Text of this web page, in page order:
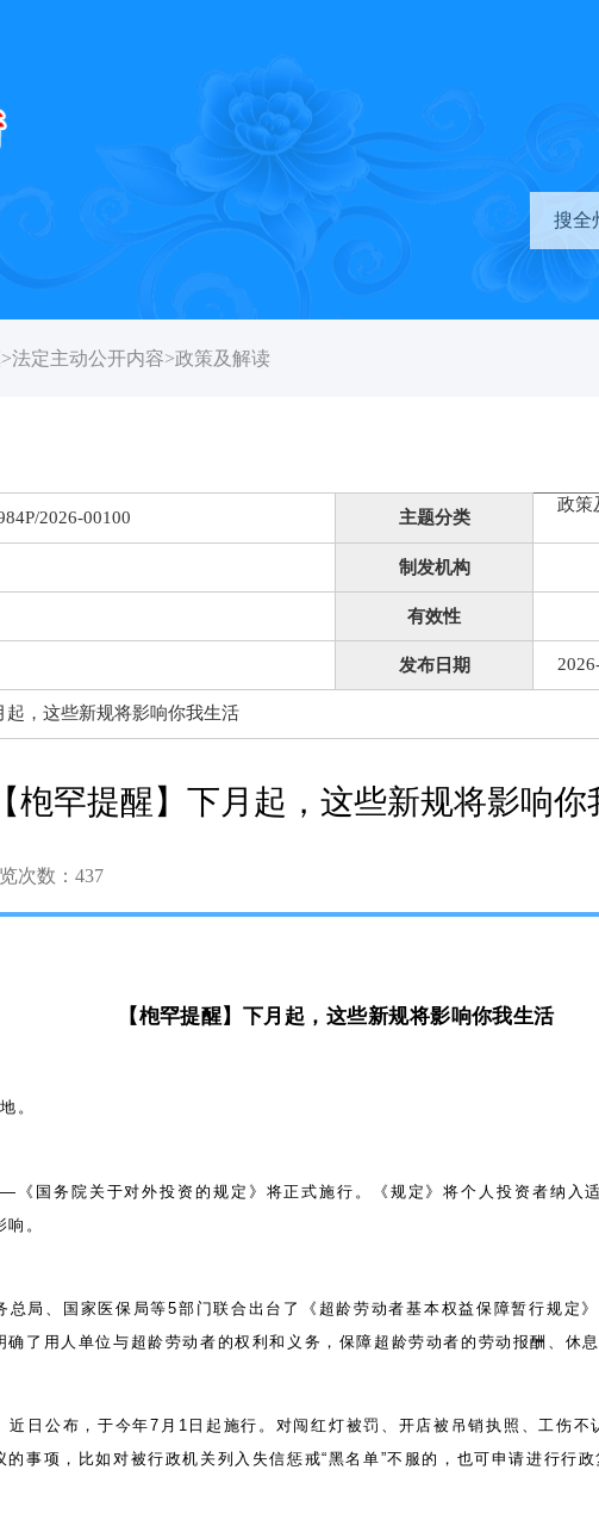
搜全
>法定主动公开内容>政策及解读
2026-00100 主题分类
政策
制发机构
有效性
发布日期
起，这些新规将影响你我生活
【枹罕提醒】下月起，这些新规将影响你
次数： 437
【枹罕提醒】下月起，这些新规将影响你我生活
。
《国务院关于对外投资的规定》将正式施行。《规定》将个人投资者纳入
。
总局、国家医保局等5部门联合出台了《超龄劳动者基本权益保障暂行规定
了用人单位与超龄劳动者的权利和义务，保障超龄劳动者的劳动报酬、休
近日公布，于今年7月1日起施行。对闯红灯被罚、开店被吊销执照、工伤
事项，比如对被行政机关列入失信惩戒“黑名单”不服的，也可申请进行行政